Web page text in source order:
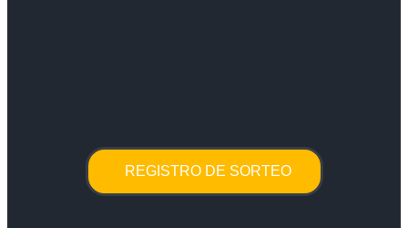
REGISTRO DE SORTEO